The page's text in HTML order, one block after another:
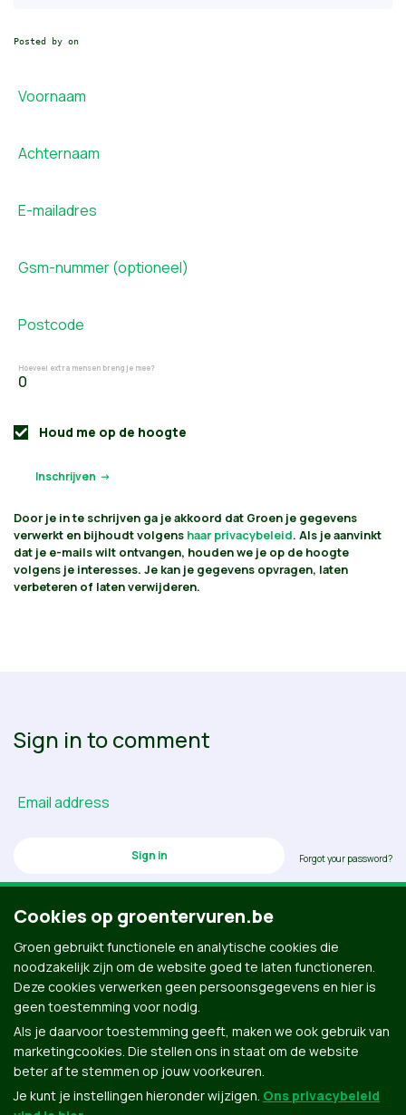
Posted by on
Voornaam
Achternaam
E-mailadres
Gsm-nummer (optioneel)
Postcode
Hoeveel extra mensen breng je mee?
Houd me op de hoogte
Door je in te schrijven ga je akkoord dat Groen je gegevens
verwerkt en bijhoudt volgens haar privacybeleid. Als je aanvinkt
dat je e-mails wilt ontvangen, houden we je op de hoogte
volgens je interesses. Je kan je gegevens opvragen, laten
verbeteren of laten verwijderen.
Sign in to comment
Email address
Forgot your password?
Don’t have an account? Click here to create one.
Cookies op groentervuren.be
Groen gebruikt functionele en analytische cookies die
noodzakelijk zijn om de website goed te laten functioneren.
Deze cookies verwerken geen persoonsgegevens en hier is
geen toestemming voor nodig.
Als je daarvoor toestemming geeft, maken we ook gebruik van
marketingcookies. Die stellen ons in staat om de website
beter af te stemmen op jouw voorkeuren.
Je kunt je instellingen hieronder wijzigen. Ons privacybeleid